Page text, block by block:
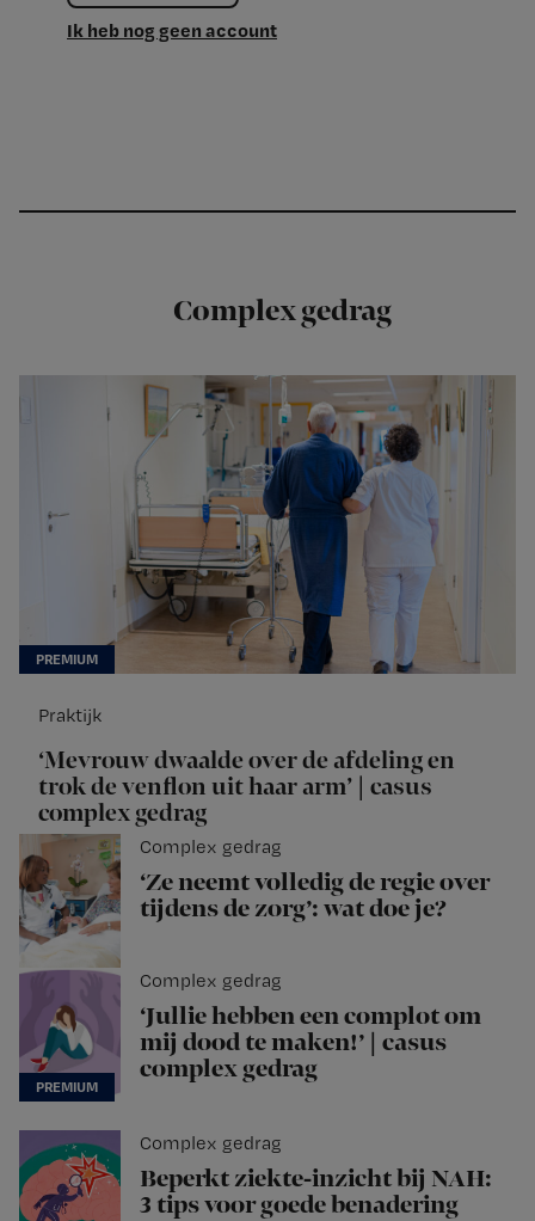
Ik heb nog geen account
Complex gedrag
Praktijk
‘Mevrouw dwaalde over de afdeling en
trok de venflon uit haar arm’ | casus
complex gedrag
Complex gedrag
‘Ze neemt volledig de regie over
tijdens de zorg’: wat doe je?
Complex gedrag
‘Jullie hebben een complot om
mij dood te maken!’ | casus
complex gedrag
Complex gedrag
Beperkt ziekte-inzicht bij NAH:
3 tips voor goede benadering